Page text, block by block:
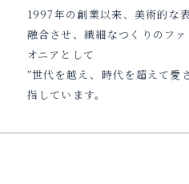
1997年の創業以来、美術的な
融合させ、繊細なつくりのフ
オニアとして
”世代を越え、時代を超えて愛
指しています。